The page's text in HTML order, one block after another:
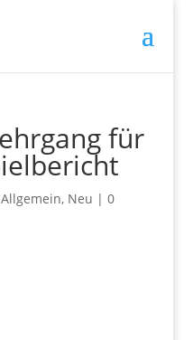
für
Allgemein, Neu | 0